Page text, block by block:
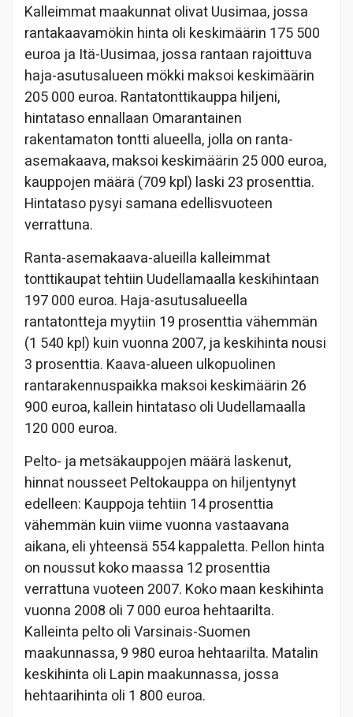
Kalleimmat maakunnat olivat Uusimaa, jossa
rantakaavamökin hinta oli keskimäärin 175 500
euroa ja Itä-Uusimaa, jossa rantaan rajoittuva
haja-asutusalueen mökki maksoi keskimäärin
205 000 euroa. Rantatonttikauppa hiljeni,
hintataso ennallaan Omarantainen
rakentamaton tontti alueella, jolla on ranta-
asemakaava, maksoi keskimäärin 25 000 euroa,
kauppojen määrä (709 kpl) laski 23 prosenttia.
Hintataso pysyi samana edellisvuoteen
verrattuna.
Ranta-asemakaava-alueilla kalleimmat
tonttikaupat tehtiin Uudellamaalla keskihintaan
197 000 euroa. Haja-asutusalueella
rantatontteja myytiin 19 prosenttia vähemmän
(1 540 kpl) kuin vuonna 2007, ja keskihinta nousi
3 prosenttia. Kaava-alueen ulkopuolinen
rantarakennuspaikka maksoi keskimäärin 26
900 euroa, kallein hintataso oli Uudellamaalla
120 000 euroa.
Pelto- ja metsäkauppojen määrä laskenut,
hinnat nousseet Peltokauppa on hiljentynyt
edelleen: Kauppoja tehtiin 14 prosenttia
vähemmän kuin viime vuonna vastaavana
aikana, eli yhteensä 554 kappaletta. Pellon hinta
on noussut koko maassa 12 prosenttia
verrattuna vuoteen 2007. Koko maan keskihinta
vuonna 2008 oli 7 000 euroa hehtaarilta.
Kalleinta pelto oli Varsinais-Suomen
maakunnassa, 9 980 euroa hehtaarilta. Matalin
keskihinta oli Lapin maakunnassa, jossa
hehtaarihinta oli 1 800 euroa.